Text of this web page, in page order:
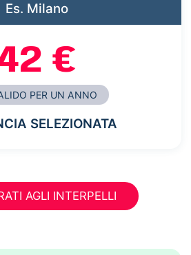
Es. Milano
€
PER UN ANNO
SELEZIONATA
AGLI INTERPELLI